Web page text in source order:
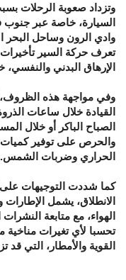
وتزداد صعوبة الرحلات
السيارة، خاصة عبر جنوب
وادي الرون وساحل البحر
تعرف حركة السير
الإرهاق البدني
وفي مواجهة هذه
القيادة خلال ساعات
الصباح الباكر أو خلال
والحرص على توفير كميات
الحراري وضربات الشمس.
كما شددت التوجيهات
الانطلاق، يشمل
الهواء، مع متابعة
تحسبا لأي تغيرات مناخية
القوية والأمطار، التي